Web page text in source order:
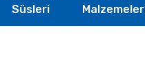
Süsleri